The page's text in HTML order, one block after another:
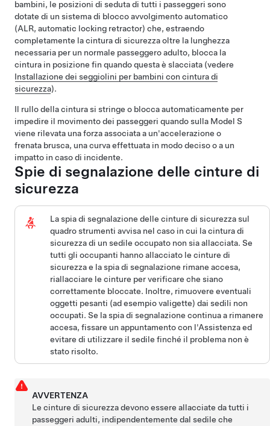
bambini, le posizioni di seduta di tutti i passeggeri sono
dotate di un sistema di blocco avvolgimento automatico
(ALR, automatic locking retractor) che, estraendo
completamente la cintura di sicurezza oltre la lunghezza
necessaria per un normale passeggero adulto, blocca la
cintura in posizione fin quando questa è slacciata (vedere
Installazione dei seggiolini per bambini con cintura di
sicurezza).
Il rullo della cintura si stringe o blocca automaticamente per
impedire il movimento dei passeggeri quando sulla Model S
viene rilevata una forza associata a un'accelerazione o
frenata brusca, una curva effettuata in modo deciso o a un
impatto in caso di incidente.
Spie di segnalazione delle cinture di
sicurezza
La spia di segnalazione delle cinture di sicurezzasul
quadro strumenti avvisa nel caso in cui la cintura di
sicurezza di un sedile occupato non sia allacciata. Se
tutti gli occupanti hanno allacciato le cinture di
sicurezza e la spia di segnalazione rimane accesa,
riallacciare le cinture per verificare che siano
correttamente bloccate. Inoltre, rimuovere eventuali
oggetti pesanti (ad esempio valigette) dai sedili non
occupati. Se la spia di segnalazione continua a rimanere
accesa, fissare un appuntamento con l'Assistenza ed
evitare di utilizzare il sedile finché il problema non è
stato risolto.
AVVERTENZA
Le cinture di sicurezza devono essere allacciate da tutti i
passeggeri adulti, indipendentemente dal sedile che